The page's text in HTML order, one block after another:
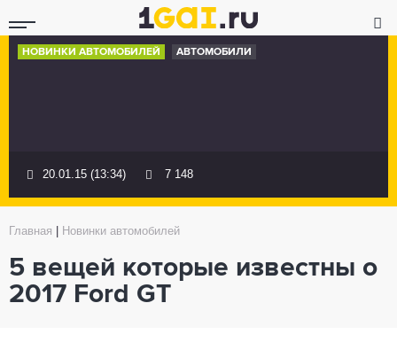
НОВИНКИ АВТОМОБИЛЕЙ АВТОМОБИЛИ
20.01.15 (13:34) 7 148
Главная Новинки автомобилей
5 вещей которые известны о
2017 Ford GT